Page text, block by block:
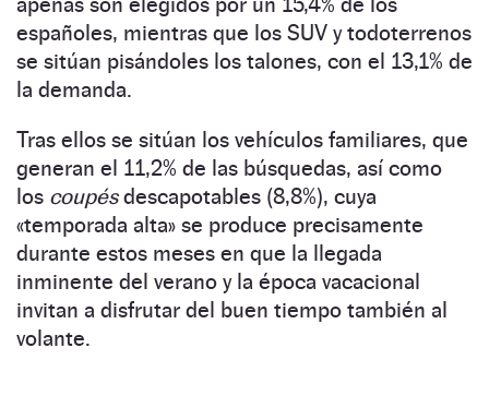
españoles, mientras que los SUV y todoterrenos
se sitúan pisándoles los talones, con el 13,1% de
la demanda.
Tras ellos se sitúan los vehículos familiares, que
generan el 11,2% de las búsquedas, así como
los coupésdescapotables (8,8%), cuya
«temporada alta» se produce precisamente
durante estos meses en que la llegada
inminente del verano y la época vacacional
invitan a disfrutar del buen tiempo también al
volante.